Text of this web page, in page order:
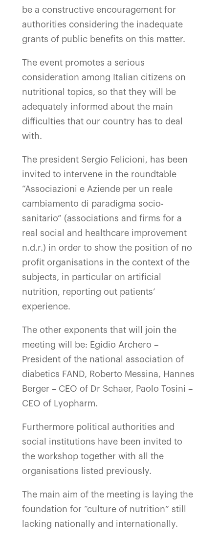
be a constructive encouragement for
authorities considering the inadequate
grants of public benefits on this matter.
The event promotes a serious
consideration among Italian citizens on
nutritional topics, so that they will be
adequately informed about the main
difficulties that our country has to deal
with.
The president Sergio Felicioni, has been
invited to intervene in the roundtable
“Associazioni e Aziende per un reale
cambiamento di paradigma socio-
sanitario” (associations and firms for a
real social and healthcare improvement
n.d.r.) in order to show the position of no
profit organisations in the context of the
subjects, in particular on artificial
nutrition, reporting out patients’
experience.
The other exponents that will join the
meeting will be: Egidio Archero –
President of the national association of
diabetics FAND, Roberto Messina, Hannes
Berger – CEO of Dr Schaer, Paolo Tosini –
CEO of Lyopharm.
Furthermore political authorities and
social institutions have been invited to
the workshop together with all the
organisations listed previously.
The main aim of the meeting is laying the
foundation for “culture of nutrition” still
lacking nationally and internationally.